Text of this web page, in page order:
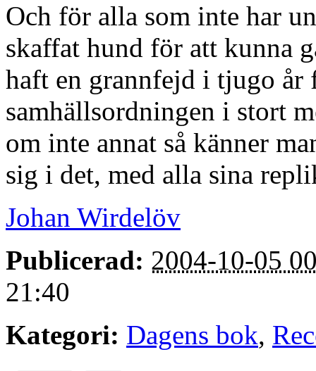
Och för alla som inte har
skaffat hund för att kunna
haft en grannfejd i tjugo år
samhällsordningen i stort
om inte annat så känner
sig i det, med alla sina
Johan Wirdelöv
Publicerad: 2004-10-05
21:40
Kategori: Dagens bok,